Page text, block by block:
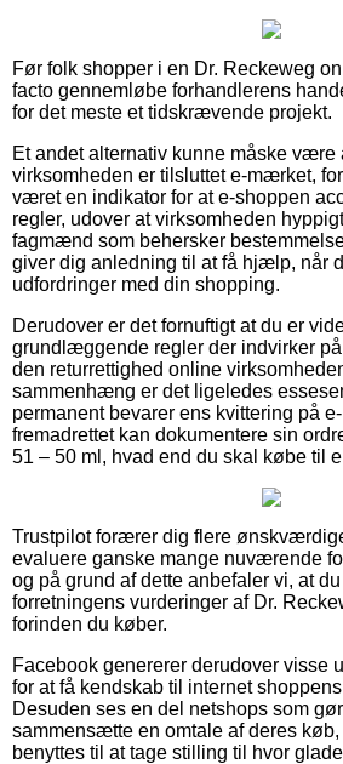
Før folk shopper i en Dr. Reckeweg
facto gennemløbe forhandlerens
for det meste et tidskrævende projekt.
Et andet alternativ kunne måske være
virksomheden er tilsluttet e-mærket,
været en indikator for at e-shoppen
regler, udover at virksomheden
fagmænd som behersker
giver dig anledning til at få hjælp, når
udfordringer med din shopping.
Derudover er det fornuftigt at du er
grundlæggende regler der indvirker
den returrettighed online
sammenhæng er det ligeledes
permanent bevarer ens kvittering på
fremadrettet kan dokumentere sin
51 – 50 ml, hvad end du skal købe til
Trustpilot forærer dig flere
evaluere ganske mange nuværende
og på grund af dette anbefaler vi, at
forretningens vurderinger af Dr.
forinden du køber.
Facebook genererer derudover visse
for at få kendskab til internet
Desuden ses en del netshops som
sammensætte en omtale af deres
benyttes til at tage stilling til hvor